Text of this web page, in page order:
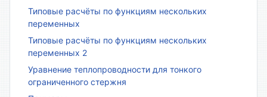
Типовые расчёты по функциям нескольких
переменных
Типовые расчёты по функциям нескольких
переменных 2
Уравнение теплопроводности для тонкого
ограниченного стержня